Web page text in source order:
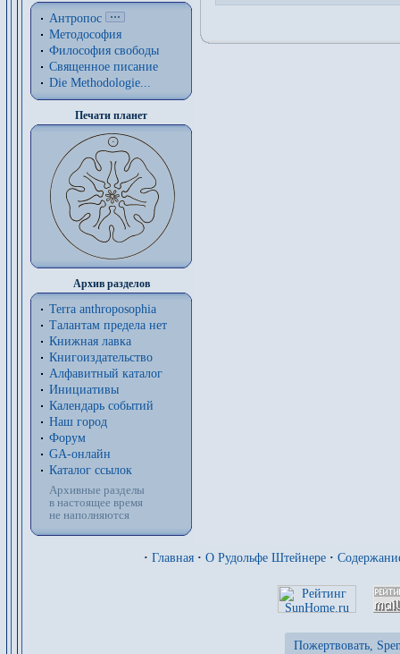
Антропос
Методософия
Философия cвободы
Священное писание
Die Methodologie...
Печати планет
Архив разделов
Terra anthroposophia
Талантам предела нет
Книжная лавка
Книгоиздательство
Алфавитный каталог
Инициативы
Календарь событий
Наш город
Форум
GA-онлайн
Каталог ссылок
Архивные разделы
в настоящее время
не наполняются
· Главная · О Рудольфе Штейнере ·
Пожертвовать,